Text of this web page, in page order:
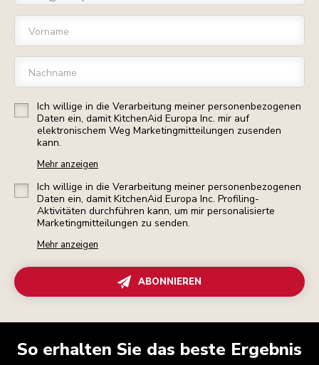
Vorname
Nachname
Ich willige in die Verarbeitung meiner personenbezogenen
Daten ein, damit KitchenAid Europa Inc. mir auf
elektronischem Weg Marketingmitteilungen zusenden
kann.
Mehr anzeigen
Ich willige in die Verarbeitung meiner personenbezogenen
Daten ein, damit KitchenAid Europa Inc. Profiling-
Aktivitäten durchführen kann, um mir personalisierte
Marketingmitteilungen zu senden.
Mehr anzeigen
ABONNIEREN
So erhalten Sie das beste Ergebnis